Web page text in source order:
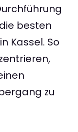
besten
Kassel. So
zu